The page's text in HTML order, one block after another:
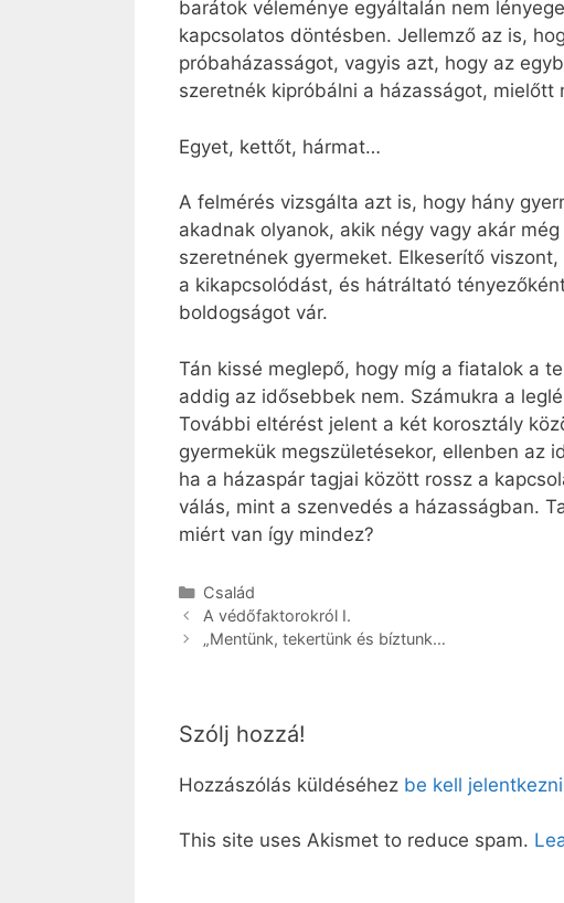
barátok véleménye egyáltalán nem
kapcsolatos döntésben. Jellemző az is,
próbaházasságot, vagyis azt, hogy az
szeretnék kipróbálni a házasságot, mielőtt
Egyet, kettőt, hármat…
A felmérés vizsgálta azt is, hogy hány
akadnak olyanok, akik négy vagy akár
szeretnének gyermeket. Elkeserítő
a kikapcsolódást, és hátráltató
boldogságot vár.
Tán kissé meglepő, hogy míg a fiatalok a
addig az idősebbek nem. Számukra a
További eltérést jelent a két korosztály
gyermekük megszületésekor, ellenben az
ha a házaspár tagjai között rossz a
válás, mint a szenvedés a házasságban.
miért van így mindez?
Kategória
Család
A védőfaktorokról I.
„Mentünk, tekertünk és bíztunk…
Szólj hozzá!
Hozzászólás küldéséhez be kell jelentkezni
This site uses Akismet to reduce spam.